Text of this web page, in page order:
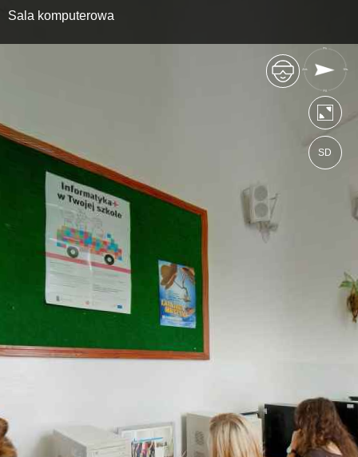
https://1lozamosc.wkraj.pl
Mapa serwisu
Sala komputerowa
SD